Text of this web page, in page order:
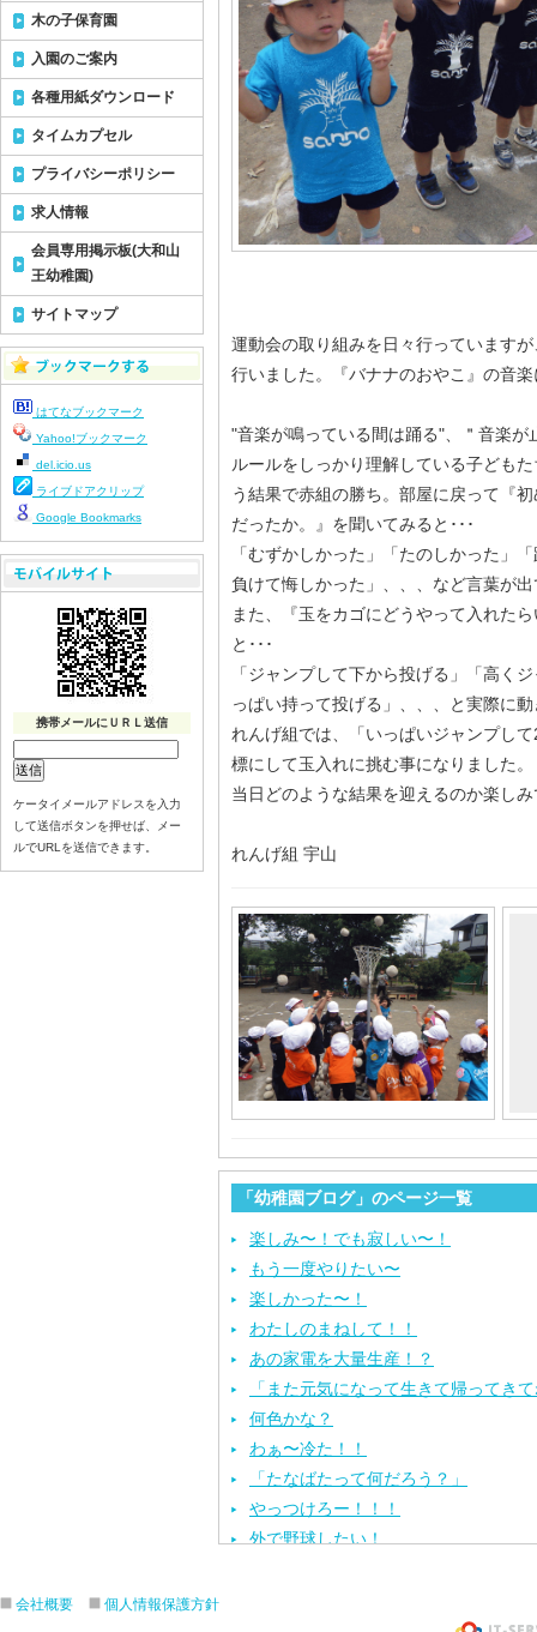
運動会の取り組みを日々行っています
行いました。『バナナのおやこ』の音
"音楽が鳴っている間は踊る"、＂音楽
ルールをしっかり理解している子ども
う結果で赤組の勝ち。部屋に戻って『
だったか。』を聞いてみると･･･
「むずかしかった」「たのしかった」
負けて悔しかった」、、、など言葉が
また、『玉をカゴにどうやって入れた
と･･･
「ジャンプして下から投げる」「高く
っぱい持って投げる」、、、と実際に
れんげ組では、「いっぱいジャンプし
標にして玉入れに挑む事になりました。
当日どのような結果を迎えるのか楽し
れんげ組 宇山
「幼稚園ブログ」のページ一覧
楽しみ〜！でも寂しい〜！
もう一度やりたい〜
楽しかった〜！
わたしのまねして！！
あの家電を大量生産！？
「また元気になって生きて帰ってき
何色かな？
わぁ〜冷た！！
「たなばたって何だろう？」
やっつけろー！！！
外で野球したい！
木の子保育園
入園のご案内
各種用紙ダウンロード
タイムカプセル
プライバシーポリシー
求人情報
会員専用掲示板(大和山
王幼稚園)
サイトマップ
はてなブックマーク
Yahoo!ブックマーク
del.icio.us
ライブドアクリップ
Google Bookmarks
携帯メールにＵＲＬ送信
ケータイメールアドレスを入力
して送信ボタンを押せば、メー
ルでURLを送信できます。
会社概要 個人情報保護方針